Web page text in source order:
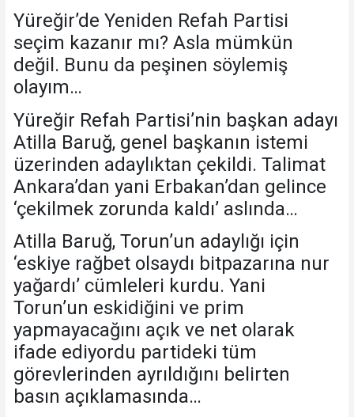
Yüreğir’de Yeniden Refah Partisi
seçim kazanır mı? Asla mümkün
değil. Bunu da peşinen söylemiş
olayım…
Yüreğir Refah Partisi’nin başkan adayı
Atilla Baruğ, genel başkanın istemi
üzerinden adaylıktan çekildi. Talimat
Ankara’dan yani Erbakan’dan gelince
‘çekilmek zorunda kaldı’ aslında…
Atilla Baruğ, Torun’un adaylığı için
‘eskiye rağbet olsaydı bitpazarına nur
yağardı’ cümleleri kurdu. Yani
Torun’un eskidiğini ve prim
yapmayacağını açık ve net olarak
ifade ediyordu partideki tüm
görevlerinden ayrıldığını belirten
basın açıklamasında…